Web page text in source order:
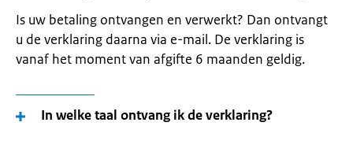
Is uw betaling ontvangen en verwerkt? Dan ontvangt
u de verklaring daarna via e-mail. De verklaring is
vanaf het moment van afgifte 6 maanden geldig.
In welke taal ontvang ik de verklaring?